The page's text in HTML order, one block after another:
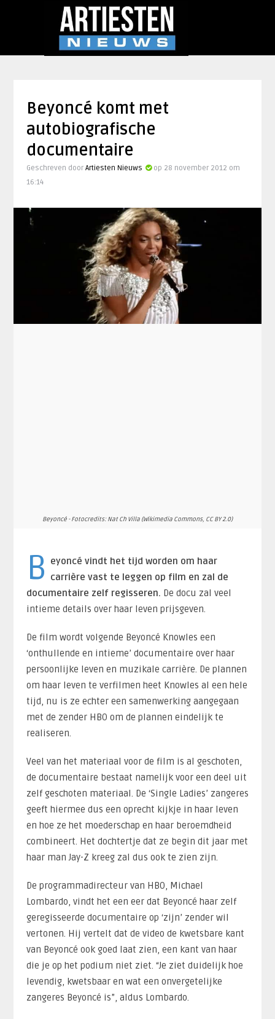
Beyoncé komt met
autobiografische
documentaire
Geschreven door Artiesten Nieuws
op 28 november 2012 om
16:14
Beyoncé - Fotocredits: Nat Ch Villa (Wikimedia Commons, CC BY 2.0)
B
eyoncé vindt het tijd worden om haar
carrière vast te leggen op film en zal de
documentaire zelf regisseren. De docu zal veel
intieme details over haar leven prijsgeven.
De film wordt volgende Beyoncé Knowles een
‘onthullende en intieme’ documentaire over haar
persoonlijke leven en muzikale carrière. De plannen
om haar leven te verfilmen heet Knowles al een hele
tijd, nu is ze echter een samenwerking aangegaan
met de zender HBO om de plannen eindelijk te
realiseren.
Veel van het materiaal voor de film is al geschoten,
de documentaire bestaat namelijk voor een deel uit
zelf geschoten materiaal. De ‘Single Ladies’ zangeres
geeft hiermee dus een oprecht kijkje in haar leven
en hoe ze het moederschap en haar beroemdheid
combineert. Het dochtertje dat ze begin dit jaar met
haar man Jay-Z kreeg zal dus ook te zien zijn.
De programmadirecteur van HBO, Michael
Lombardo, vindt het een eer dat Beyoncé haar zelf
geregisseerde documentaire op ‘zijn’ zender wil
vertonen. Hij vertelt dat de video de kwetsbare kant
van Beyoncé ook goed laat zien, een kant van haar
die je op het podium niet ziet. “Je ziet duidelijk hoe
levendig, kwetsbaar en wat een onvergetelijke
zangeres Beyoncé is”, aldus Lombardo.